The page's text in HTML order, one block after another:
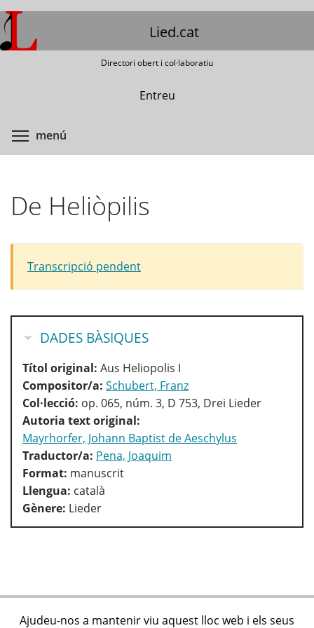
Vés
al
contingut
Lied.cat
Directori obert i col·laboratiu
Entreu
menú
De Heliòpilis
Transcripció pendent
OCULTA
DADES BÀSIQUES
Títol original: Aus Heliopolis I
Compositor/a: Schubert, Franz
Col·lecció: op. 065, núm. 3, D 753, Drei Lieder
Autoria text original:
Mayrhorfer, Johann Baptist de Aeschylus
Traductor/a: Pena, Joaquim
Format: manuscrit
Llengua: català
Gènere: Lieder
Ajudeu-nos a mantenir viu aquest lloc web i els seus